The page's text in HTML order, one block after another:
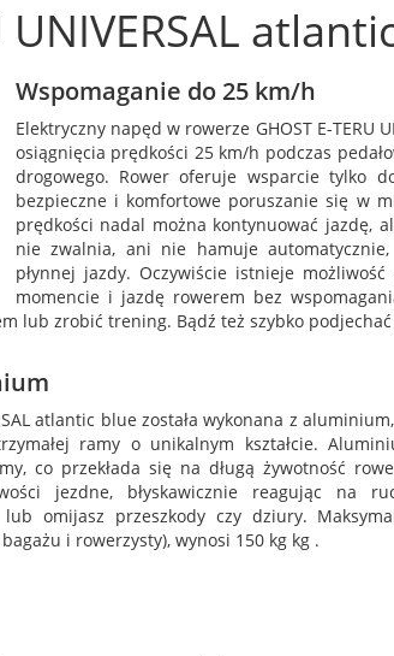
UNIVERSAL
Wspomaganie do 25 km/h
Elektryczny napęd w rowerze GHOST E-TERU
osiągnięcia prędkości 25 km/h podczas
drogowego. Rower oferuje wsparcie tylko
bezpieczne i komfortowe poruszanie się w
prędkości nadal można kontynuować jazdę,
nie zwalnia, ani nie hamuje
płynnej jazdy. Oczywiście istnieje
momencie i jazdę rowerem bez
lub zrobić trening. Bądź też szybko
atlantic blue została wykonana z
ramy o unikalnym kształcie.
co przekłada się na długą żywotność
jezdne, błyskawicznie reagując na
omijasz przeszkody czy dziury.
i rowerzysty), wynosi 150 kg kg .